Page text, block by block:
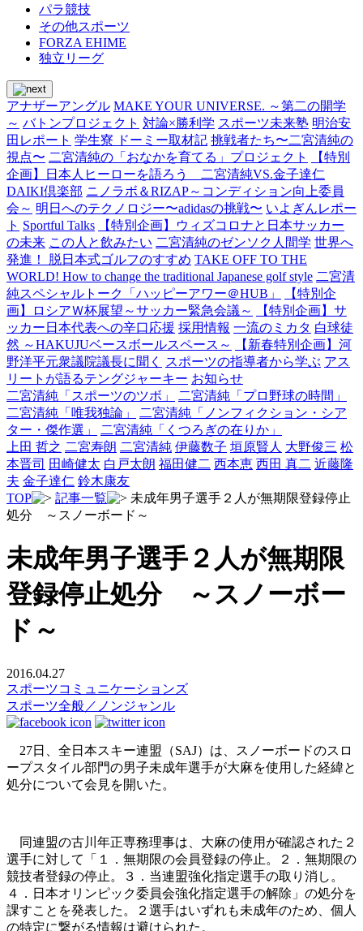
パラ競技
その他スポーツ
FORZA EHIME
独立リーグ
アナザーアングル MAKE YOUR UNIVERSE. ～第二の開学
～ バトンプロジェクト 対論×勝利学 スポーツ未来塾 明治安
田レポート 学生寮 ドーミー取材記 挑戦者たち〜二宮清純の
視点〜 二宮清純の「おなかを育てる」プロジェクト
【特別
企画】日本人ヒーローを語ろう 二宮清純VS.金子達仁
DAIKI倶楽部 ニノラボ＆RIZAP～コンディション向上委員
会～ 明日へのテクノロジー〜adidasの挑戦〜 いよぎんレポー
ト Sportful Talks
【特別企画】ウィズコロナと日本サッカー
の未来 この人と飲みたい 二宮清純のゼンソク人間学 世界へ
発進！ 脱日本式ゴルフのすすめ TAKE OFF TO THE
WORLD! How to change the traditional Japanese golf style 二宮清
純スペシャルトーク「ハッピーアワー＠HUB」
【特別企
画】ロシアＷ杯展望～サッカー緊急会議～
【特別企画】サ
ッカー日本代表への辛口応援 採用情報 一流のミカタ 白球徒
然 ～HAKUJUベースボールスペース～
【新春特別企画】河
野洋平元衆議院議長に聞く
スポーツの指導者から学ぶ アス
リートが語るテングジャーキー お知らせ
二宮清純「スポーツのツボ」
二宮清純「プロ野球の時間」
二宮清純「唯我独論」
二宮清純「ノンフィクション・シア
ター・傑作選」
二宮清純「くつろぎの在りか」
上田 哲之 二宮寿朗 二宮清純 伊藤数子 垣原賢人 大野俊三 松
本晋司 田崎健太 白戸太朗 福田健二 西本恵 西田 真二 近藤隆
夫 金子達仁 鈴木康友
TOP
記事一覧
未成年男子選手２人が無期限登録停止
処分 ～スノーボード～
未成年男子選手２人が無期限
登録停止処分 ～スノーボー
ド～
2016.04.27
スポーツコミュニケーションズ
スポーツ全般／ノンジャンル
27日、全日本スキー連盟（SAJ）は、スノーボードのスロ
ープスタイル部門の男子未成年選手が大麻を使用した経緯と
処分について会見を開いた。
同連盟の古川年正専務理事は、大麻の使用が確認された２
選手に対して「１．無期限の会員登録の停止。２．無期限の
競技者登録の停止。３．当連盟強化指定選手の取り消し。
４．日本オリンピック委員会強化指定選手の解除­」の処分を
課すことを発表した。２選手はいずれも未成年のため、個人
の特定に繋がる情報は避けられた。